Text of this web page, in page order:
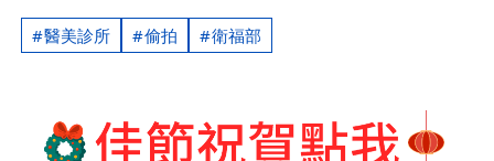
醫美診所 偷拍 衛福部